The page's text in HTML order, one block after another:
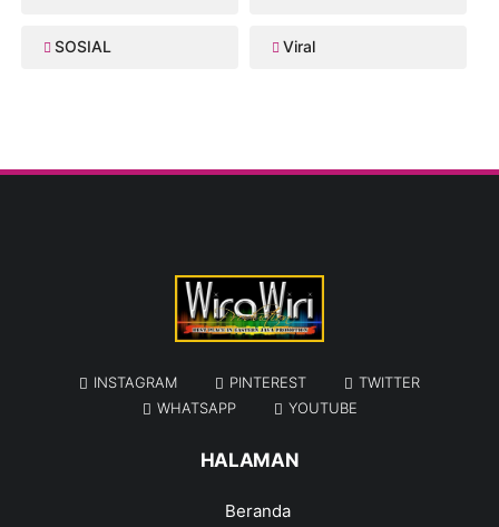
SOSIAL Viral
INSTAGRAM PINTEREST
TWITTER
WHATSAPP
YOUTUBE
HALAMAN
Beranda